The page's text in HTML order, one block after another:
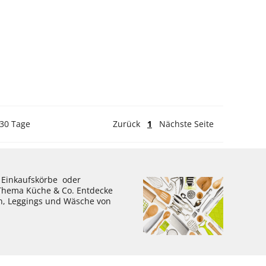
Tage Zurück 1 Nächste Seite
oder
Küche & Co. Entdecke
Leggings und Wäsche von